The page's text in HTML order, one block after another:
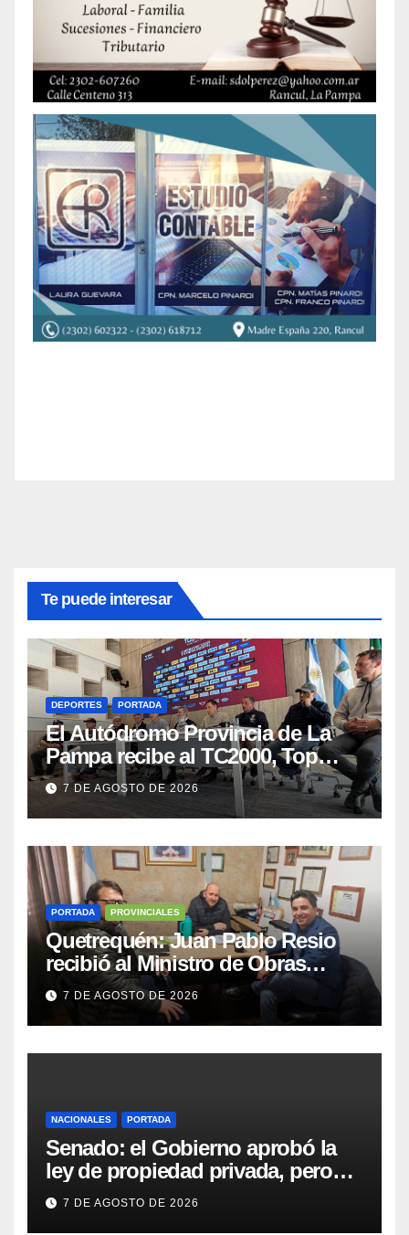
Te puede interesar
DEPORTES PORTADA
El Autódromo Provincia de La
Pampa recibe al TC2000, Top
Race y Fórmula Nacional este fin
de semana
7 DE AGOSTO DE 2026
PORTADA PROVINCIALES
Quetrequén: Juan Pablo Resio
recibió al Ministro de Obras
Públicas y al Presidente de
Vialidad para recorrer la ruta a
Villa Huidobro
7 DE AGOSTO DE 2026
NACIONALES PORTADA
Senado: el Gobierno aprobó la
ley de propiedad privada, pero
tuvo que quitar otro capítulo
7 DE AGOSTO DE 2026